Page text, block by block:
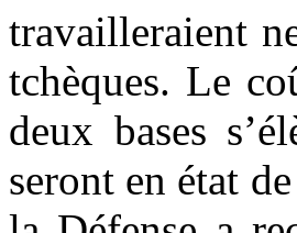
travailleraient
tchèques. Le
deux bases
seront en état